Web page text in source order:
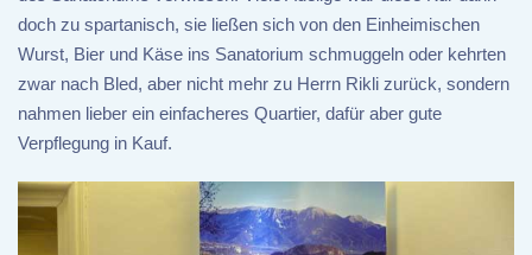
doch zu spartanisch, sie ließen sich von den Einheimischen
Wurst, Bier und Käse ins Sanatorium schmuggeln oder kehrten
zwar nach Bled, aber nicht mehr zu Herrn Rikli zurück, sondern
nahmen lieber ein einfacheres Quartier, dafür aber gute
Verpflegung in Kauf.